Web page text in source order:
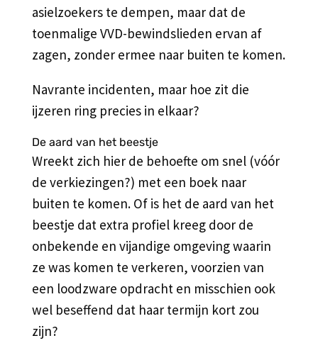
asielzoekers te dempen, maar dat de
toenmalige VVD-bewindslieden ervan af
zagen, zonder ermee naar buiten te komen.
Navrante incidenten, maar hoe zit die
ijzeren ring precies in elkaar?
De aard van het beestje
Wreekt zich hier de behoefte om snel (vóór
de verkiezingen?) met een boek naar
buiten te komen. Of is het de aard van het
beestje dat extra profiel kreeg door de
onbekende en vijandige omgeving waarin
ze was komen te verkeren, voorzien van
een loodzware opdracht en misschien ook
wel beseffend dat haar termijn kort zou
zijn?